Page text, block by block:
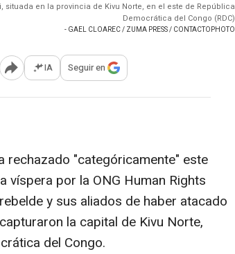
en la provincia de Kivu Norte, en el este de República
Democrática del Congo (RDC)
- GAEL CLOAREC / ZUMA PRESS / CONTACTOPHOTO
Abrir opciones para compartir
IA Seguir en
"categóricamente" este
víspera por la ONG Human Rights
y sus aliados de haber atacado
la capital de Kivu Norte,
del Congo.